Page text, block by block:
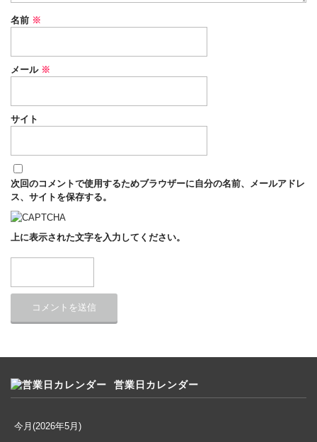
名前 ※
メール ※
サイト
次回のコメントで使用するためブラウザーに自分の名前、メールアドレ
ス、サイトを保存する。
上に表示された文字を入力してください。
営業日カレンダー
今月(2026年5月)